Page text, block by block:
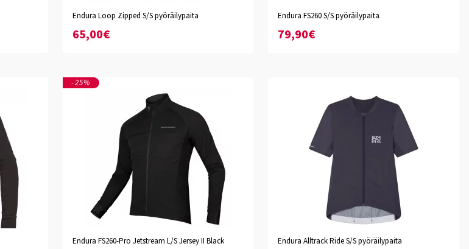
Black Tweed Green Barra Blue
XS
S M L
Endura Loop Zipped S/S pyöräilypaita
65,00€
musta sininen
XS
S M L
Endura FS260 S/S pyöräilypaita
79,90€
S M L XL XXL
-25%
Endura FS260-Pro Jetstream L/S Jersey II Black
Carbon Grey
Endura Alltrack Ride S/S pyöräilypaita